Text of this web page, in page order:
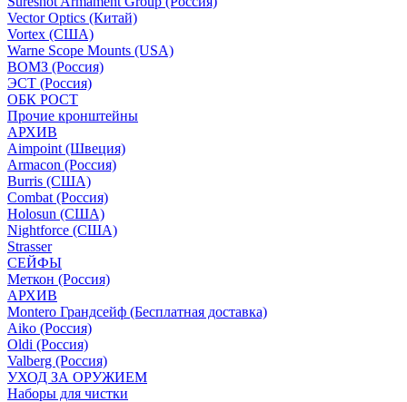
Vector Optics (Китай)
Vortex (США)
Warne Scope Mounts (USA)
ВОМЗ (Россия)
ЭСТ (Россия)
ОБК РОСТ
Прочие кронштейны
АРХИВ
Aimpoint (Швеция)
Armacon (Россия)
Burris (США)
Combat (Россия)
Holosun (США)
Nightforce (США)
Strasser
СЕЙФЫ
Меткон (Россия)
АРХИВ
Montero Грандсейф (Бесплатная доставка)
Aiko (Россия)
Oldi (Россия)
Valberg (Россия)
УХОД ЗА ОРУЖИЕМ
Наборы для чистки